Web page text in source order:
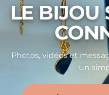
LE BIJOU
Photos, vidéos et
un